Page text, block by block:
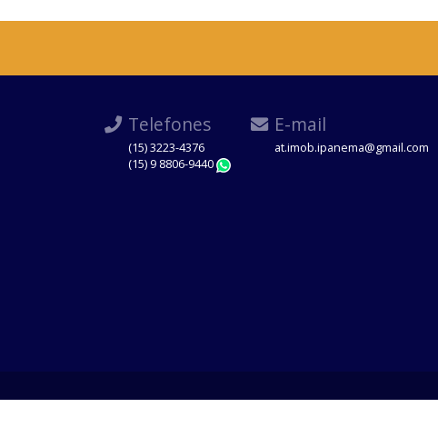
Telefones
(15) 3223-4376
(15) 9 8806-9440
E-mail
at.imob.ipanema@gmail.com